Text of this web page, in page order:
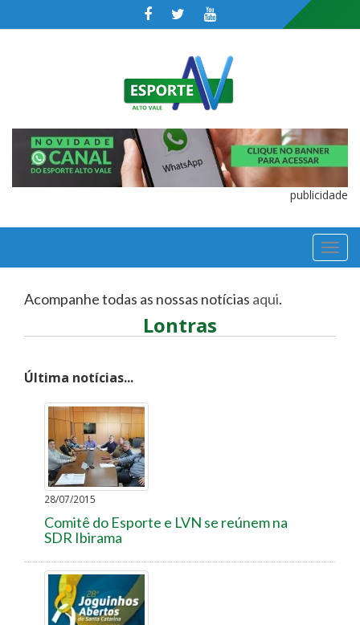
publicidade
Acompanhe todas as nossas notícias aqui.
Lontras
Última notícias...
28/07/2015
Comitê do Esporte e LVN se reúnem na
SDR Ibirama